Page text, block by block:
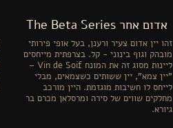
אדום אחר The Beta Series
זהו יין אדום צעיר ורענן, בעל אופי פירותי
מובהק וגוף בינוני - קל. בצרפתית מייחסים
ליינות מסוג זה את המונח Vin de Soif –
"יין צמא", יין ששותים כשצמאים, מבלי
לייחס לו חשיבות מוגזמת. היין מורכב
מחלקים שווים של סירה ומרסלאן מכרם בר
גיורא.